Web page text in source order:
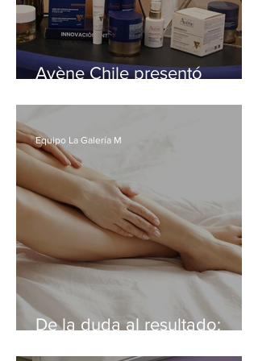
Avène Chile presentó
noche de cine, estilo y
belleza atemporal
De la duda al resultado:
Equipo La Galería M